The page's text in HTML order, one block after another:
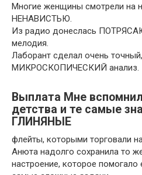
Многие женщины смотрели на
НЕНАВИСТЬЮ.
Из радио донеслась
мелодия.
Лаборант сделал очень
МИКРОСКОПИЧЕСКИЙ анализ.
Выплата Мне
детства и те самые
ГЛИНЯНЫЕ
флейты, которыми торговали
Анюта надолго сохранила то
настроение, которое